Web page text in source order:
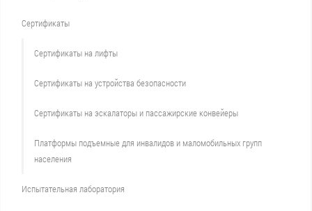
Сертификаты
Сертификаты на лифты
Сертификаты на устройства безопасности
Сертификаты на эскалаторы и пассажирские конвейеры
Платформы подъемные для инвалидов и маломобильных групп
населения
Испытательная лаборатория